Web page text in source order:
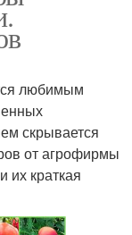
любимым
скрывается
от агрофирмы
их краткая